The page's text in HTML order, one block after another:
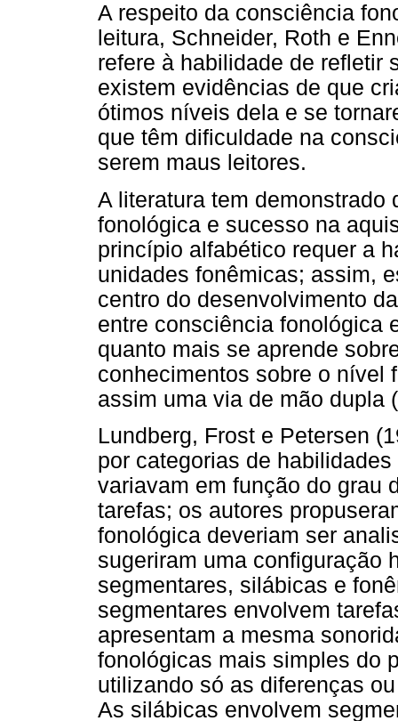
A respeito da consciência
leitura, Schneider, Roth e
refere à habilidade de refletir
existem evidências de que
ótimos níveis dela e se
que têm dificuldade na
serem maus leitores.
A literatura tem
fonológica e sucesso na
princípio alfabético requer a
unidades fonêmicas; assim,
centro do desenvolvimento
entre consciência fonológica
quanto mais se aprende
conhecimentos sobre o nível
assim uma via de mão dupla
Lundberg, Frost e Petersen
por categorias de
variavam em função do grau
tarefas; os autores
fonológica deveriam ser
sugeriram uma configuração
segmentares, silábicas e
segmentares envolvem
apresentam a mesma
fonológicas mais simples do
utilizando só as diferenças
As silábicas envolvem